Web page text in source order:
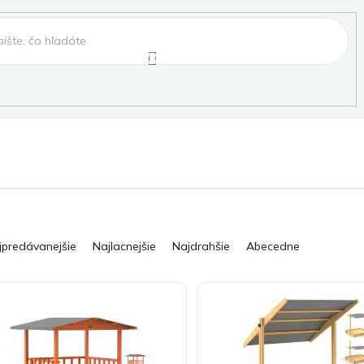
Záhradné grily a ohniská
Pre deti
Najlacnejšie Najdrahšie Abecedne